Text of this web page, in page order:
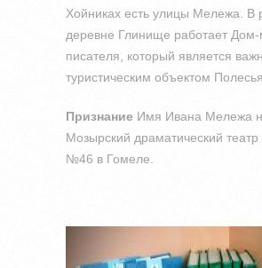
Хойниках есть улицы Мележа. В
деревне Глинище работает Дом-
писателя, который является
туристическим объектом
Признание Имя Ивана Мележа
Мозырский драматический театр
№46 в Гомеле.